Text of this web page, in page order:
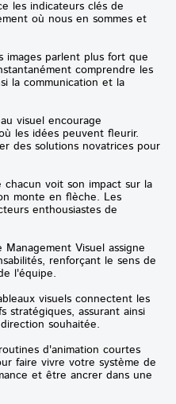
les indicateurs clés de
où nous en sommes et
images parlent plus fort que
comprendre les
la communication et la
visuel encourage
les idées peuvent fleurir.
des solutions novatrices pour
chacun voit son impact sur la
monte en flèche. Les
enthousiastes de
Management Visuel assigne
renforçant le sens de
l'équipe.
visuels connectent les
stratégiques, assurant ainsi
souhaitée.
d'animation courtes
faire vivre votre système de
et être ancrer dans une